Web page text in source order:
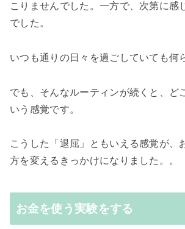
こりませんでした。一方で、次第に感
でした。
いつも通りの日々を過ごしていても何
でも、そんなルーティンが続くと、ど
いう感覚です。
こうした「退屈」ともいえる感覚が、
方を変えるきっかけになりました。。
お金を使う実験をする